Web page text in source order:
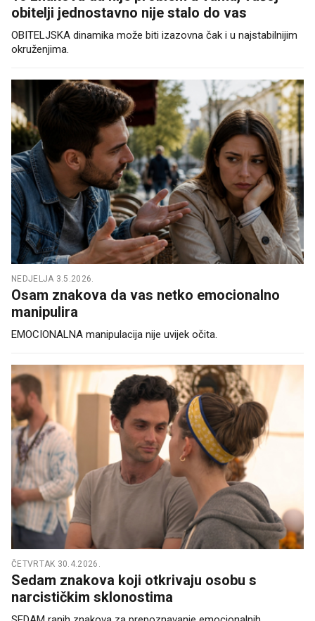
obitelji jednostavno nije stalo do vas
OBITELJSKA dinamika može biti izazovna čak i u najstabilnijim
okruženjima.
NEDJELJA 3.5.2026.
Osam znakova da vas netko emocionalno
manipulira
EMOCIONALNA manipulacija nije uvijek očita.
ČETVRTAK 30.4.2026.
Sedam znakova koji otkrivaju osobu s
narcističkim sklonostima